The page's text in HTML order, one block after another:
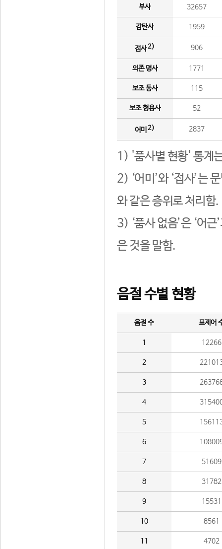
부사 32657
감탄사 1959
접사2) 906
의존 명사 1771
보조 동사 115
보조 형용사 52
어미 2) 2837
1) '품사별 현황' 통계
2) ‘어미’와 ‘접사’는
와 같은 층위로 처리함.
3) ‘품사 없음’은 ‘어
은 것을 말함.
음절 수별 현황
음절 수 표제어
1 12266
2
3
4
5
6
7 51609
8 31782
9 15531
10 8561
11 4702